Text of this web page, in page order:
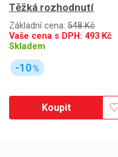
Těžká rozhodnutí
Základní cena: 548 Kč
Vaše cena s DPH: 493 Kč
Skladem
-10%
Koupit